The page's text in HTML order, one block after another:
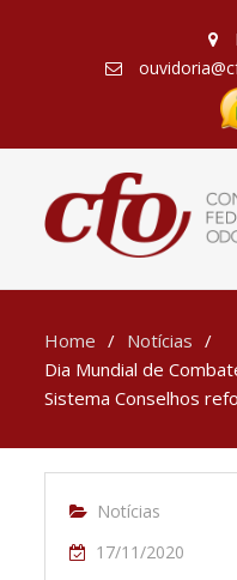
Home
Notícias
Dia Mundial de
Sistema Conselhos
Notícias
17/11/2020